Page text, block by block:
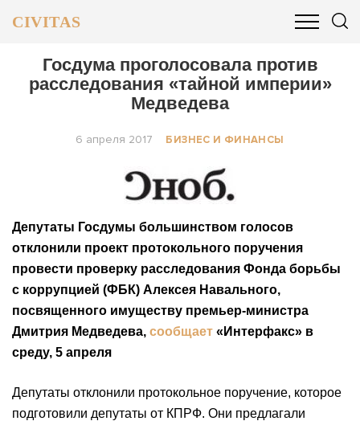
CIVITAS
ОБЩЕСТВО БИЗНЕС И ФИНАНСЫ
Госдума проголосовала против
расследования «тайной империи»
Медведева
6 апреля 2017 БИЗНЕС И ФИНАНСЫ
Депутаты Госдумы большинством голосов
отклонили проект протокольного поручения
провести проверку расследования Фонда борьбы
с коррупцией (ФБК) Алексея Навального,
посвященного имуществу премьер-министра
Дмитрия Медведева, сообщает «Интерфакс» в
среду, 5 апреля
Депутаты отклонили протокольное поручение, которое
подготовили депутаты от КПРФ. Они предлагали